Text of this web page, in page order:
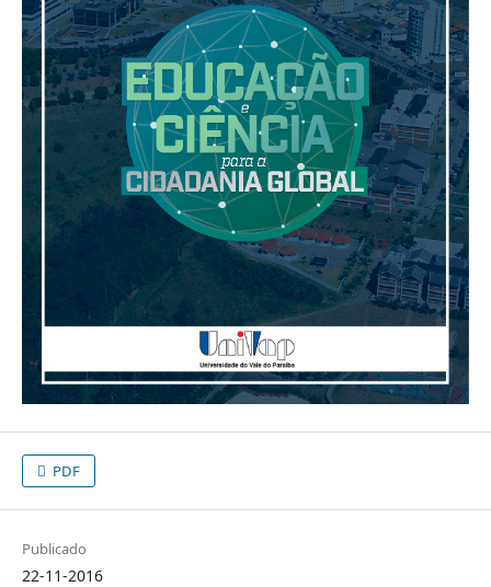
PDF
Publicado
22-11-2016